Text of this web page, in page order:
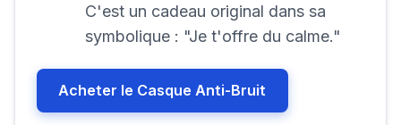
C'est un cadeau original dans sa
symbolique : "Je t'offre du calme."
Acheter le Casque Anti-Bruit